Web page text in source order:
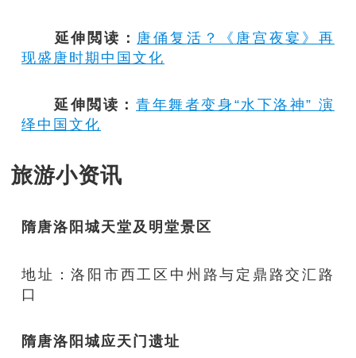
延伸閲读： 唐俑复活？《唐宫夜宴》再
现盛唐时期中国文化
延伸閲读：青年舞者变身“水下洛神” 演
绎中国文化
旅游小资讯
隋唐洛阳城天堂及明堂景区
地址：洛阳市西工区中州路与定鼎路交汇路
口
隋唐洛阳城应天门遗址